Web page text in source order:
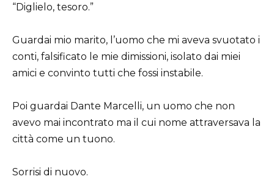
“Diglielo, tesoro.”
Guardai mio marito, l’uomo che mi aveva svuotato i
conti, falsificato le mie dimissioni, isolato dai miei
amici e convinto tutti che fossi instabile.
Poi guardai Dante Marcelli, un uomo che non
avevo mai incontrato ma il cui nome attraversava la
città come un tuono.
Sorrisi di nuovo.